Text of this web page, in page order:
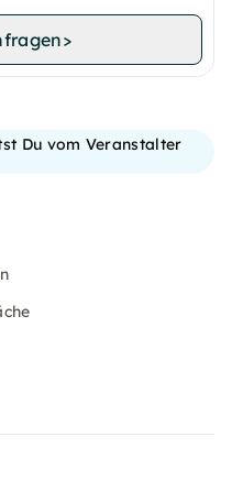
>
Du vom Veranstalter